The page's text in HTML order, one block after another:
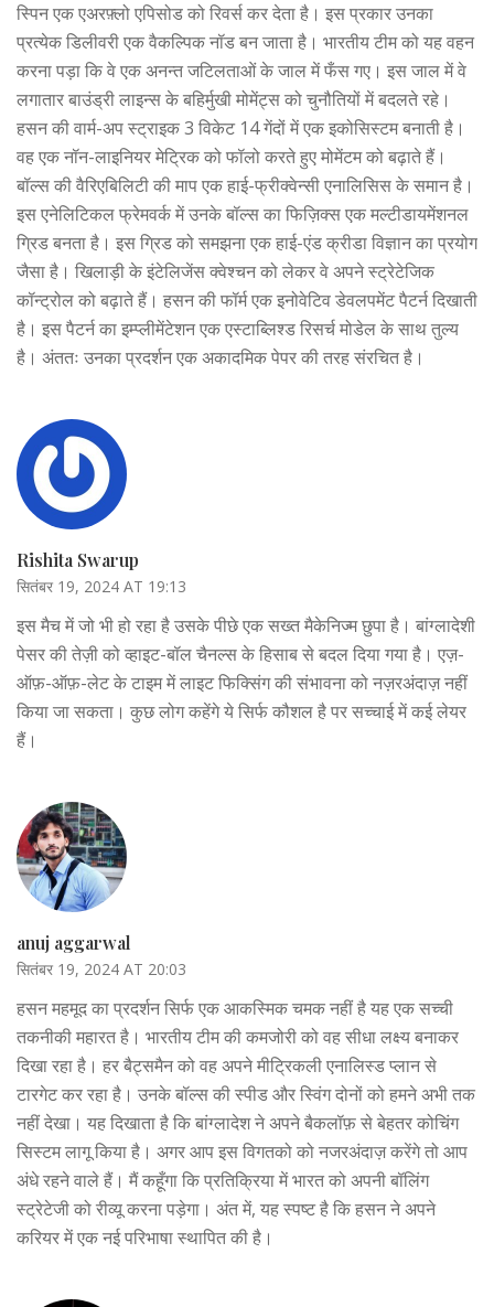
स्पिन एक एअरफ़्लो एपिसोड को रिवर्स कर देता है। इस प्रकार उनका
प्रत्येक डिलीवरी एक वैकल्पिक नॉड बन जाता है। भारतीय टीम को यह वहन
करना पड़ा कि वे एक अनन्त जटिलताओं के जाल में फँस गए। इस जाल में वे
लगातार बाउंड्री लाइन्स के बहिर्मुखी मोमेंट्स को चुनौतियों में बदलते रहे।
हसन की वार्म-अप स्ट्राइक 3 विकेट 14 गेंदों में एक इकोसिस्टम बनाती है।
वह एक नॉन-लाइनियर मेट्रिक को फॉलो करते हुए मोमेंटम को बढ़ाते हैं।
बॉल्स की वैरिएबिलिटी की माप एक हाई-फ्रीक्वेन्सी एनालिसिस के समान है।
इस एनेलिटिकल फ्रेमवर्क में उनके बॉल्स का फिज़िक्स एक मल्टीडायमेंशनल
ग्रिड बनता है। इस ग्रिड को समझना एक हाई-एंड क्रीडा विज्ञान का प्रयोग
जैसा है। खिलाड़ी के इंटेलिजेंस क्वेश्चन को लेकर वे अपने स्ट्रेटेजिक
कॉन्ट्रोल को बढ़ाते हैं। हसन की फॉर्म एक इनोवेटिव डेवलपमेंट पैटर्न दिखाती
है। इस पैटर्न का इम्प्लीमेंटेशन एक एस्टाब्लिश्ड रिसर्च मोडेल के साथ तुल्य
है। अंततः उनका प्रदर्शन एक अकादमिक पेपर की तरह संरचित है।
Rishita Swarup
सितंबर 19, 2024 AT 19:13
इस मैच में जो भी हो रहा है उसके पीछे एक सख्त मैकेनिज्म छुपा है। बांग्लादेशी
पेसर की तेज़ी को व्हाइट-बॉल चैनल्स के हिसाब से बदल दिया गया है। एज़-
ऑफ़-ऑफ़-लेट के टाइम में लाइट फिक्सिंग की संभावना को नज़रअंदाज़ नहीं
किया जा सकता। कुछ लोग कहेंगे ये सिर्फ कौशल है पर सच्चाई में कई लेयर
हैं।
anuj aggarwal
सितंबर 19, 2024 AT 20:03
हसन महमूद का प्रदर्शन सिर्फ एक आकस्मिक चमक नहीं है यह एक सच्ची
तकनीकी महारत है। भारतीय टीम की कमजोरी को वह सीधा लक्ष्य बनाकर
दिखा रहा है। हर बैट्समैन को वह अपने मीट्रिकली एनालिस्ड प्लान से
टारगेट कर रहा है। उनके बॉल्स की स्पीड और स्विंग दोनों को हमने अभी तक
नहीं देखा। यह दिखाता है कि बांग्लादेश ने अपने बैकलॉफ़ से बेहतर कोचिंग
सिस्टम लागू किया है। अगर आप इस विगतको को नजरअंदाज़ करेंगे तो आप
अंधे रहने वाले हैं। मैं कहूँगा कि प्रतिक्रिया में भारत को अपनी बॉलिंग
स्ट्रेटेजी को रीव्यू करना पड़ेगा। अंत में, यह स्पष्ट है कि हसन ने अपने
करियर में एक नई परिभाषा स्थापित की है।